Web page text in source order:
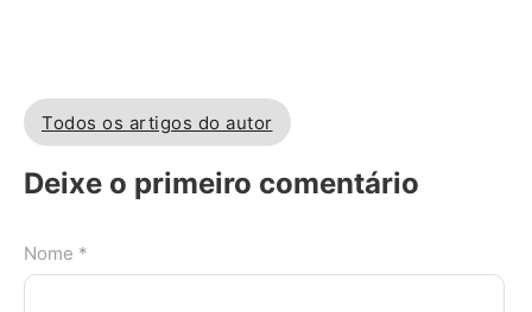
Todos os artigos do autor
Deixe o primeiro comentário
Nome *